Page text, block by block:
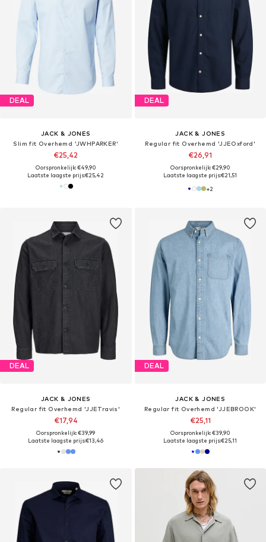
DEAL
JACK & JONES
Slim fit Overhemd 'JWHPARKER'
€25,42
Oorspronkelijk: €49,90
Laatste laagste prijs:€25,42
DEAL
JACK & JONES
Regular fit Overhemd 'JJEOxford'
€26,91
Oorspronkelijk: €29,90
Laatste laagste prijs:€21,51
+2
DEAL
JACK & JONES
Regular fit Overhemd 'JJETravis'
€17,94
Oorspronkelijk: €39,99
Laatste laagste prijs:€13,46
DEAL
JACK & JONES
Regular fit Overhemd 'JJEBROOK'
€25,11
Oorspronkelijk: €39,90
Laatste laagste prijs:€25,11